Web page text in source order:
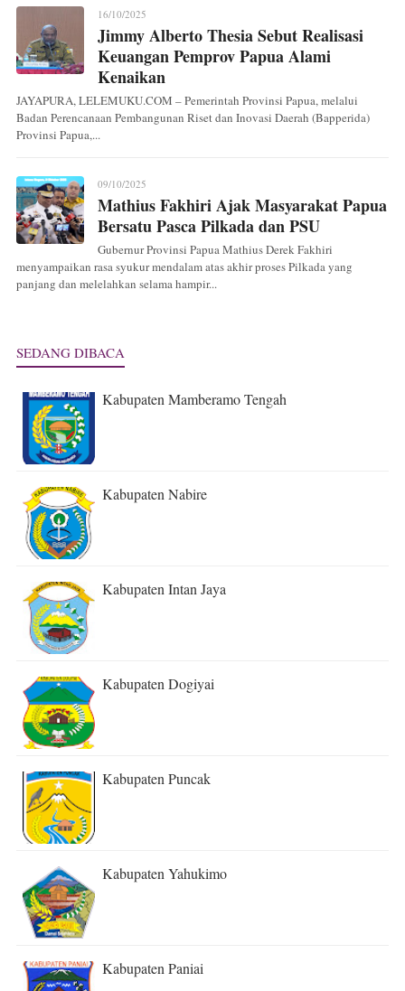
16/10/2025
Jimmy Alberto Thesia Sebut Realisasi
Keuangan Pemprov Papua Alami
Kenaikan
JAYAPURA, LELEMUKU.COM – Pemerintah Provinsi Papua, melalui
Badan Perencanaan Pembangunan Riset dan Inovasi Daerah (Bapperida)
Provinsi Papua,...
09/10/2025
Mathius Fakhiri Ajak Masyarakat Papua
Bersatu Pasca Pilkada dan PSU
Gubernur Provinsi Papua Mathius Derek Fakhiri
menyampaikan rasa syukur mendalam atas akhir proses Pilkada yang
panjang dan melelahkan selama hampir...
SEDANG DIBACA
Kabupaten Mamberamo Tengah
Kabupaten Nabire
Kabupaten Intan Jaya
Kabupaten Dogiyai
Kabupaten Puncak
Kabupaten Yahukimo
Kabupaten Paniai